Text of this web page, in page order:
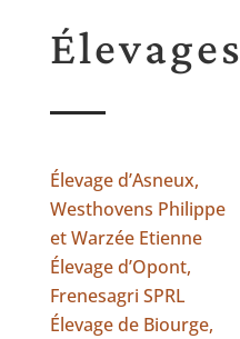
Élevages
Élevage d’Asneux,
Westhovens Philippe
et Warzée Etienne
Élevage d’Opont,
Frenesagri SPRL
Élevage de Biourge,